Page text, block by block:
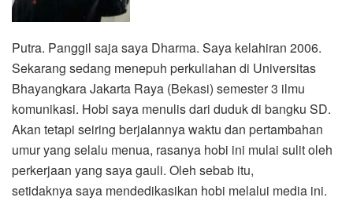
Putra. Panggil saja saya Dharma. Saya kelahiran 2006.
Sekarang sedang menepuh perkuliahan di Universitas
Bhayangkara Jakarta Raya (Bekasi) semester 3 ilmu
komunikasi. Hobi saya menulis dari duduk di bangku SD.
Akan tetapi seiring berjalannya waktu dan pertambahan
umur yang selalu menua, rasanya hobi ini mulai sulit oleh
perkerjaan yang saya gauli. Oleh sebab itu,
setidaknya saya mendedikasikan hobi melalui media ini.